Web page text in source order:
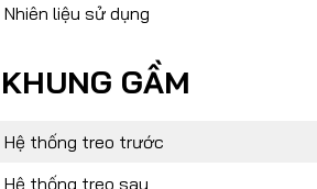
Nhiên liệu sử dụng
KHUNG GẦM
Hệ thống treo trước
Hệ thống treo sau